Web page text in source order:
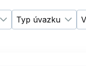
Čas zveřejnění
Změnit filtr Plat
Typ úvazku